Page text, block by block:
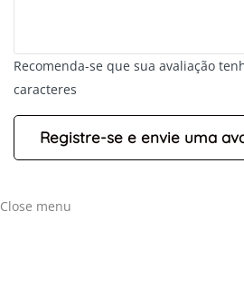
Recomenda-se que sua avaliação
caracteres
Close menu